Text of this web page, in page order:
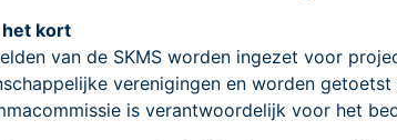
kort
van de SKMS worden ingezet voor
verenigingen en worden
is verantwoordelijk voor het